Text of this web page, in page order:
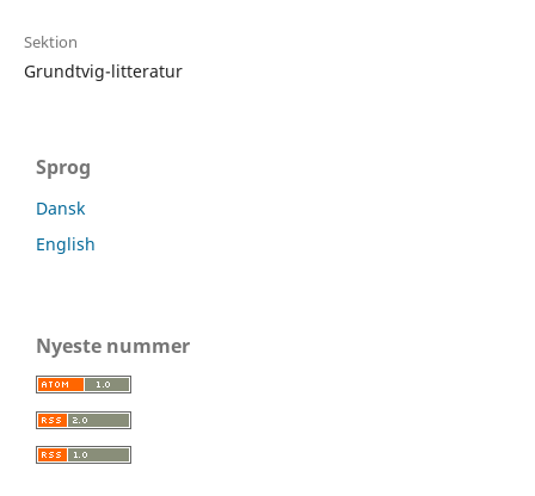
Sektion
Grundtvig-litteratur
Sprog
Dansk
English
Nyeste nummer